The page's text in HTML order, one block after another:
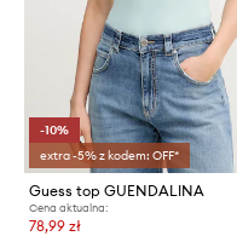
-10%
extra -5% z kodem: OFF*
Guess top GUENDALINA
Cena aktualna:
78,99 zł